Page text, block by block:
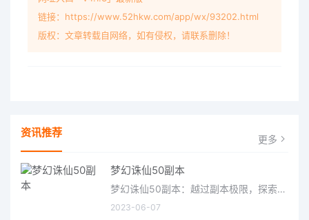
链接：https://www.52hkw.com/app/wx/93202.html
版权：文章转载自网络，如有侵权，请联系删除！
资讯推荐 更多
梦幻诛仙50副本
梦幻诛仙50副本：越过副本极限，探索梦幻世界梦幻诛仙50副本，是梦幻诛仙中最受欢迎的副本之一。这种副本拥有一个
2023-06-07